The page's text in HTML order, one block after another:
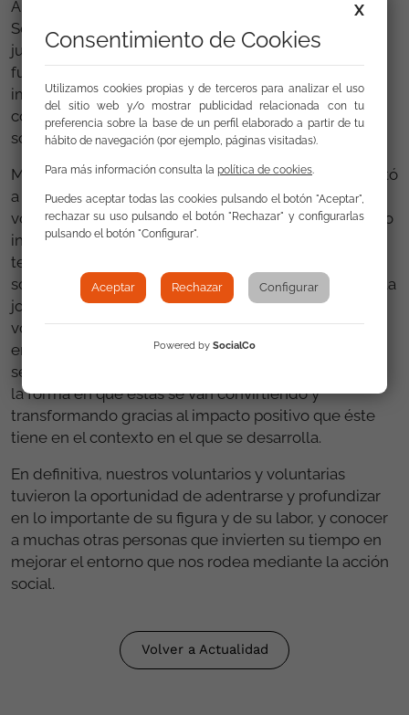
Algunos voluntarios y voluntarias de la Fundación
Secretariado Gitano en Almería pudieron compartir,
junto a personas de una veintena de asociaciones y
fundaciones, unas jornadas cuyo eje central fue la
importancia de la acción voluntaria y la participación
como elementos esenciales de la transformación
social.
Mediante dinámicas y diferentes actividades, se invitó
a la reflexión a los más de cincuenta voluntarios y
voluntarias para mostrar un reflejo de un voluntariado
intergeneracional, intercultural e interdisciplinar, que
tenga como objetivo conseguir una transformación
social en las y los participantes. Los participantes de la
jornada pudieron adentrarse en la figura del
voluntario desde una perspectiva psicosocial,
entendiendo los temores, las expectativas y los
sentimientos que afrontan al inicio de su actividad, y
la forma en que éstas se van convirtiendo y
transformando gracias al impacto positivo que éste
tiene en el contexto en el que se desarrolla.
En definitiva, nuestros voluntarios y voluntarias
tuvieron la oportunidad de adentrarse y profundizar
en lo importante de su figura y de su labor, y conocer
a muchas otras personas que invierten su tiempo en
mejorar el entorno que nos rodea mediante la acción
social.
Volver a Actualidad
X
Consentimiento de Cookies
Utilizamos cookies propias y de terceros para analizar el uso
del sitio web y/o mostrar publicidad relacionada con tu
preferencia sobre la base de un perfil elaborado a partir de tu
hábito de navegación (por ejemplo, páginas visitadas).
Para más información consulta la política de cookies
Puedes aceptar todas las cookies pulsando el botón "Aceptar",
rechazar su uso pulsando el botón "Rechazar" y configurarlas
pulsando el botón "Configurar".
Aceptar Rechazar Configurar
Powered by SocialCo